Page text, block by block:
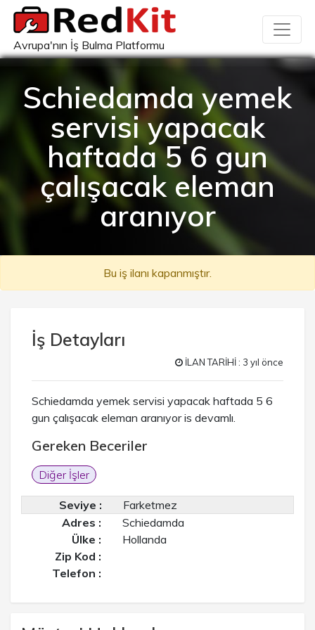
Avrupa'nın İş Bulma Platformu
Schiedamda yemek
servisi yapacak
haftada 5 6 gun
çalışacak eleman
aranıyor
Bu iş ilanı kapanmıştır.
İş Detayları
İLAN TARİHİ : 3 yıl önce
Schiedamda yemek servisi yapacak haftada 5 6
gun çalışacak eleman aranıyor is devamlı.
Gereken Beceriler
Diğer İşler
Seviye :
Farketmez
Adres :
Schiedamda
Ülke :
Hollanda
Zip Kod :
Telefon :